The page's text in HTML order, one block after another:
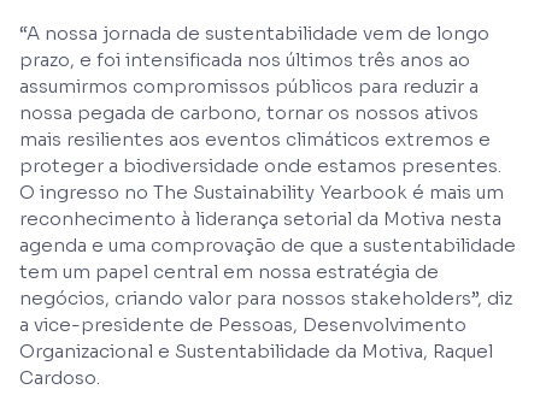
“A nossa jornada de sustentabilidade vem de longo
prazo, e foi intensificada nos últimos três anos ao
assumirmos compromissos públicos para reduzir a
nossa pegada de carbono, tornar os nossos ativos
mais resilientes aos eventos climáticos extremos e
proteger a biodiversidade onde estamos presentes.
O ingresso no The Sustainability Yearbook é mais um
reconhecimento à liderança setorial da Motiva nesta
agenda e uma comprovação de que a sustentabilidade
tem um papel central em nossa estratégia de
negócios, criando valor para nossos stakeholders”, diz
a vice-presidente de Pessoas, Desenvolvimento
Organizacional e Sustentabilidade da Motiva, Raquel
Cardoso.